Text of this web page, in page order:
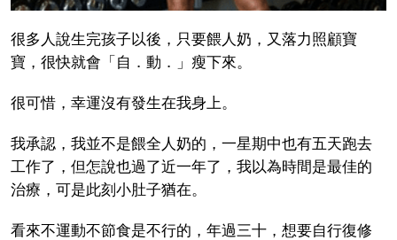
很多人說生完孩子以後，只要餵人奶，又落力照顧寶
寶，很快就會「自．動．」瘦下來。
很可惜，幸運沒有發生在我身上。
我承認，我並不是餵全人奶的，一星期中也有五天跑去
工作了，但怎說也過了近一年了，我以為時間是最佳的
治療，可是此刻小肚子猶在。
看來不運動不節食是不行的，年過三十，想要自行復修